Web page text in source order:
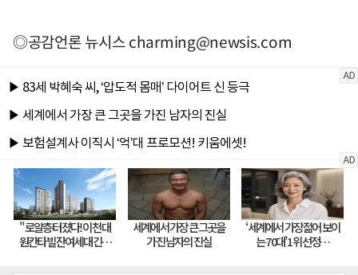
◎공감언론 뉴시스charming@newsis.com